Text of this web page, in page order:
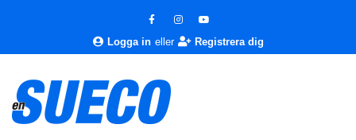
Logga in eller Registrera dig